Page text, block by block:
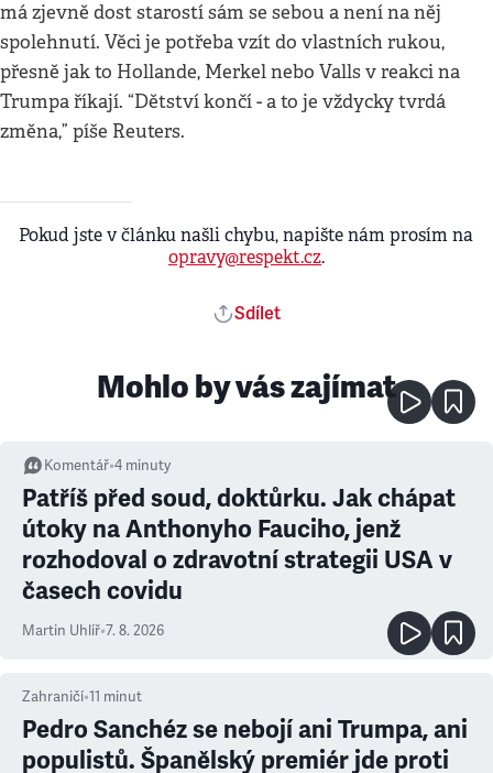
má zjevně dost starostí sám se sebou a není na něj
spolehnutí. Věci je potřeba vzít do vlastních rukou,
přesně jak to Hollande, Merkel nebo Valls v reakci na
Trumpa říkají. “Dětství končí - a to je vždycky tvrdá
změna,” píše Reuters.
Pokud jste v článku našli chybu, napište nám prosím na
opravy@respekt.cz.
Sdílet
Mohlo by vás zajímat
Komentář•4 minuty
Patříš před soud, doktůrku. Jak chápat
útoky na Anthonyho Fauciho, jenž
rozhodoval o zdravotní strategii USA v
časech covidu
Martin Uhlíř•7. 8. 2026
Zahraničí•11 minut
Pedro Sanchéz se nebojí ani Trumpa, ani
populistů. Španělský premiér jde proti